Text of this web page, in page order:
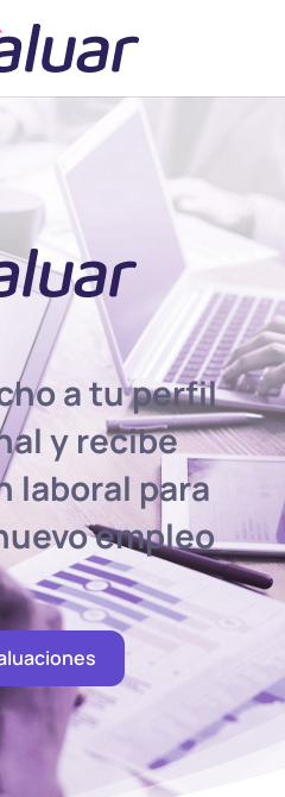
a tu perfil
y recibe
laboral para
empleo